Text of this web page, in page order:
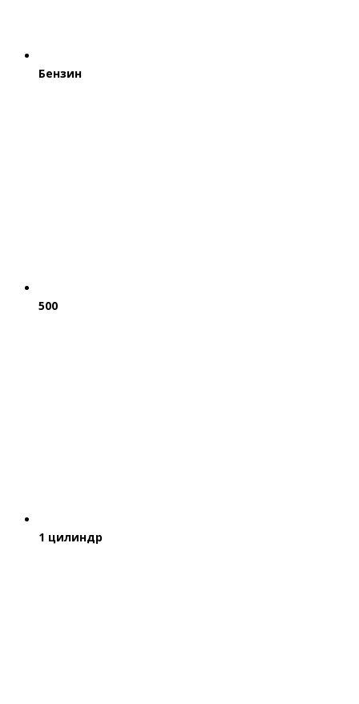
Бензин
500
1 цилиндр